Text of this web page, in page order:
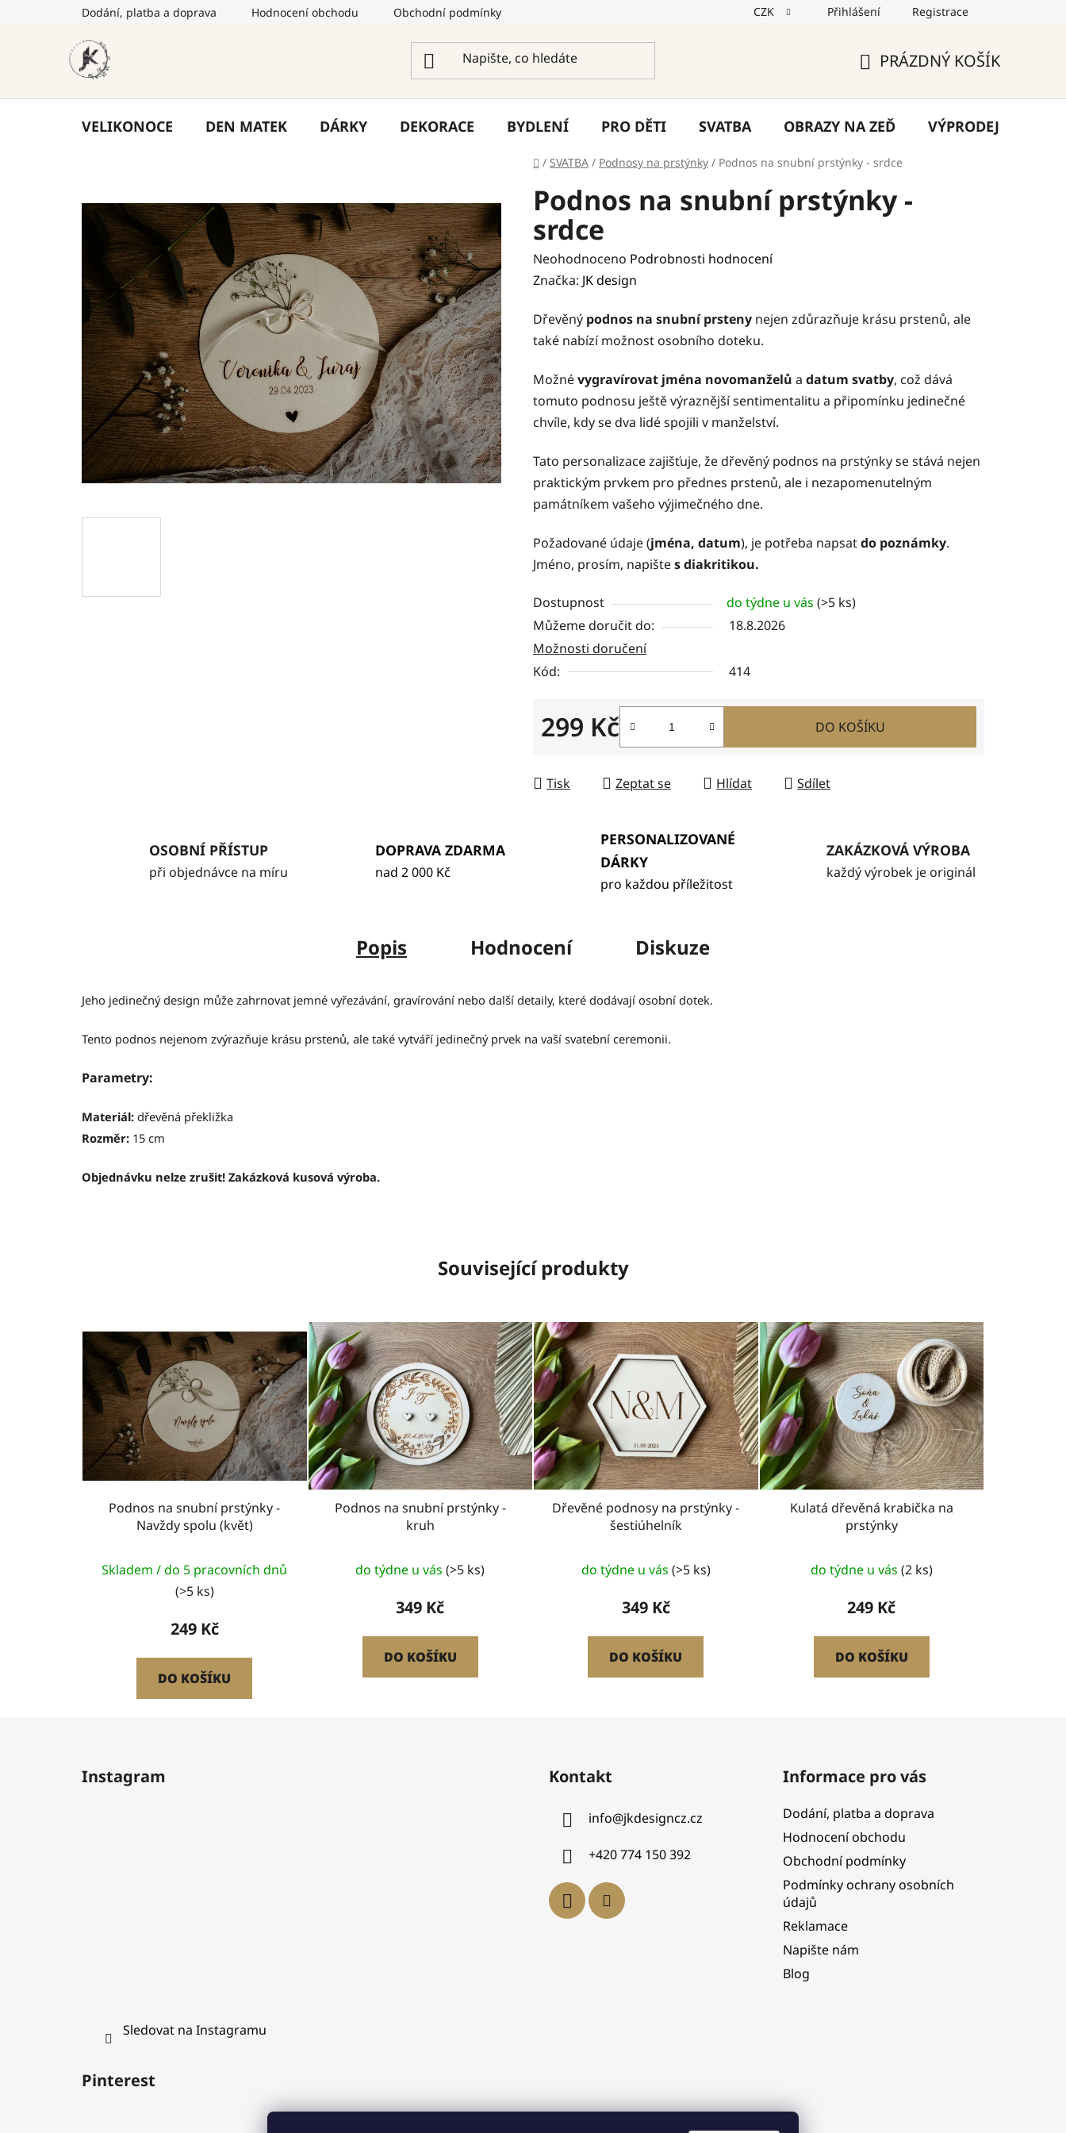
Dodání, platba a doprava Hodnocení obchodu Obchodní podmínky Reklamace Napište nám Blog
CZK Přihlášení Registrace
KOŠÍK
PRÁZDNÝ KOŠÍK
VELIKONOCE DEN MATEK DÁRKY DEKORACE BYDLENÍ PRO DĚTI SVATBA OBRAZY NA ZEĎ VÝPRODEJ
Domů
/ SVATBA / Podnosy na prstýnky / Podnos na snubní prstýnky - srdce
Podnos na snubní prstýnky -
srdce
Průměrné
hodnocení
je
0,0
5
hvězdiček.
Neohodnoceno Podrobnosti hodnocení
Značka: JK design
Dřevěný podnos na snubní prsteny nejen zdůrazňuje krásu prstenů, ale
také nabízí možnost osobního doteku.
Možnévygravírovat jména novomanželů a datum svatby, což dává
tomuto podnosu ještě výraznější sentimentalitu a připomínku jedinečné
chvíle, kdy se dva lidé spojili v manželství.
Tato personalizace zajišťuje, že dřevěný podnos na prstýnky se stává nejen
praktickým prvkem pro přednes prstenů, ale i nezapomenutelným
památníkem vašeho výjimečného dne.
Požadované údaje (jména, datum), je potřeba napsatdo poznámky.
Jméno, prosím, napištes diakritikou.
Dostupnost do týdne u vás (>5 ks)
Můžeme doručit do:
18.8.2026
Možnosti doručení
Kód:
414
299 Kč DO KOŠÍKU
Tisk Zeptat se Hlídat Sdílet
OSOBNÍ PŘÍSTUP
při objednávce na míru
DOPRAVA ZDARMA
nad 2 000 Kč
PERSONALIZOVANÉ
DÁRKY
pro každou příležitost
ZAKÁZKOVÁ VÝROBA
každý výrobek je originál
Popis Hodnocení Diskuze
Jeho jedinečný design může zahrnovat jemné vyřezávání, gravírování nebo další detaily, které dodávají osobní dotek.
Tento podnos nejenom zvýrazňuje krásu prstenů, ale také vytváří jedinečný prvek na vaší svatební ceremonii.
Parametry:
Materiál: dřevěná překližka
Rozměr: 15 cm
Objednávku nelze zrušit! Zakázková kusová výroba.
Související produkty
Podnos na snubní prstýnky -
Navždy spolu (květ)
Skladem / do 5 pracovních dnů
(>5 ks)
249 Kč
DO KOŠÍKU
Podnos na snubní prstýnky -
kruh
do týdne u vás(>5 ks)
349 Kč
DO KOŠÍKU
Dřevěné podnosy na prstýnky -
šestiúhelník
do týdne u vás (>5 ks)
349 Kč
DO KOŠÍKU
Kulatá dřevěná krabička na
prstýnky
do týdne u vás (2 ks)
249 Kč
DO KOŠÍKU
Instagram
Sledovat na Instagramu
Kontakt
info@jkdesigncz.cz
+420 774 150 392
Informace pro vás
Dodání, platba a doprava
Hodnocení obchodu
Obchodní podmínky
Podmínky ochrany osobních
údajů
Reklamace
Napište nám
Blog
Pinterest